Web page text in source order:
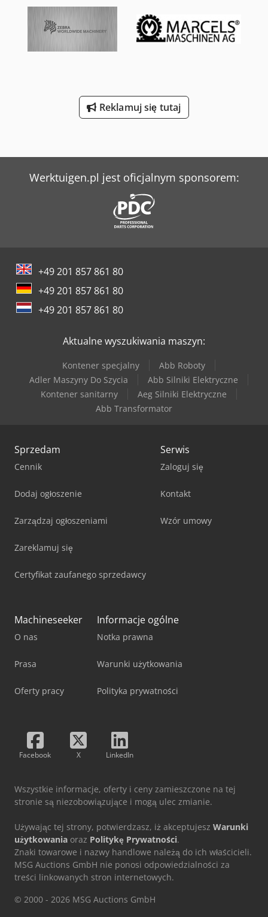
Reklamuj się tutaj
Werktuigen.pl jest oficjalnym sponsorem:
+49 201 857 861 80
+49 201 857 861 80
+49 201 857 861 80
Aktualne wyszukiwania maszyn:
Kontener specjalny
Abb Roboty
Adler Maszyny Do Szycia
Abb Silniki Elektryczne
Kontener sanitarny
Aeg Silniki Elektryczne
Abb Transformator
Sprzedam
Cennik
Dodaj ogłoszenie
Zarządzaj ogłoszeniami
Zareklamuj się
Certyfikat zaufanego sprzedawcy
Serwis
Zaloguj się
Kontakt
Wzór umowy
Machineseeker
O nas
Prasa
Oferty pracy
Informacje ogólne
Notka prawna
Warunki użytkowania
Polityka prywatności
Facebook X LinkedIn
Wszystkie informacje, oferty i ceny zamieszczone na tej
stronie są niezobowiązujące i mogą ulec zmianie.
Używając tej strony, potwierdzasz, iż akceptujesz Warunki
użytkowania oraz Politykę Prywatności.
Znaki towarowe i nazwy handlowe należą do ich właścicieli.
MSG Auctions GmbH nie ponosi odpowiedzialności za
treści linkowanych stron internetowych.
© 2000 - 2026 MSG Auctions GmbH